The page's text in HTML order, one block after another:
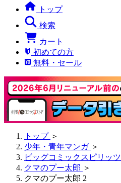
トップ
検索
カート
初めての方
無料・セール
トップ ＞
少年・青年マンガ ＞
ビッグコミックスピリッツ
クマのプー太郎 ＞
クマのプー太郎 2